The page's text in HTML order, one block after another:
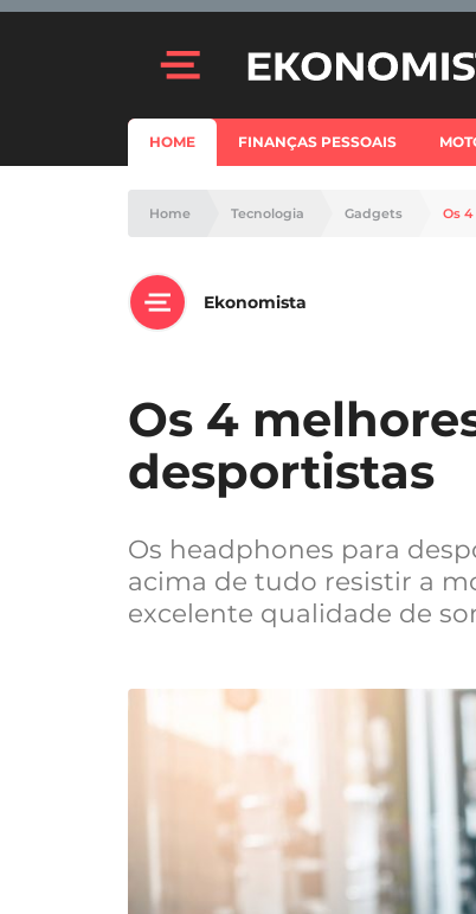
HOME FINANÇAS PESSOAIS
Home Tecnologia Gadgets Os
Ekonomista
Os 4
desportistas
Os headphones para
acima de tudo resistir a
excelente qualidade de